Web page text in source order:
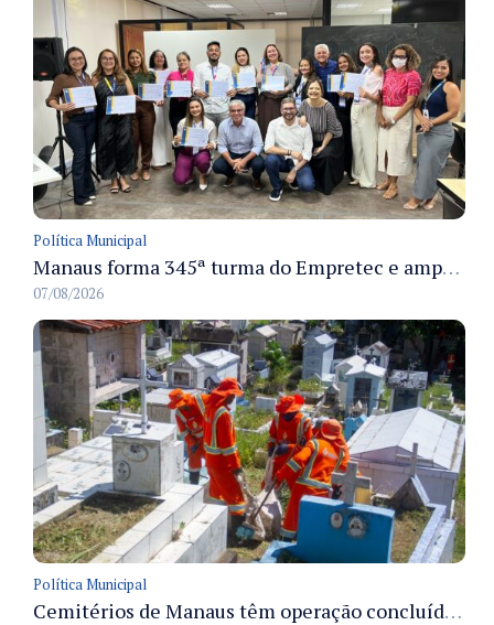
Política Municipal
Manaus forma 345ª turma do Empretec e amplia qualificação de empreendedores na cidade
07/08/2026
Política Municipal
Cemitérios de Manaus têm operação concluída e estrutura pronta para receber famílias no Dia dos Pais